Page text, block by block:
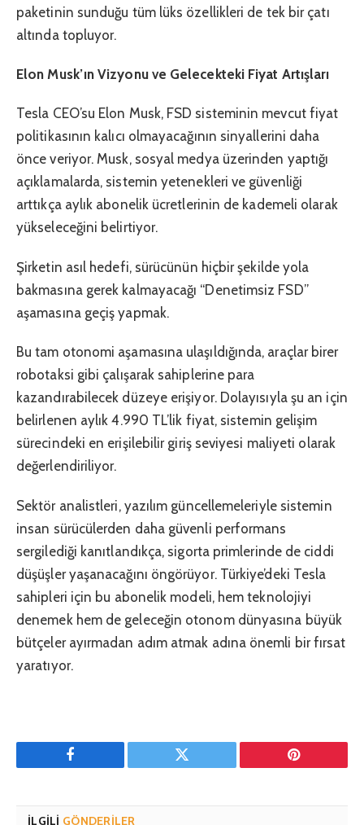
paketinin sunduğu tüm lüks özellikleri de tek bir çatı
altında topluyor.
Elon Musk’ın Vizyonu ve Gelecekteki Fiyat Artışları
Tesla CEO’su Elon Musk, FSD sisteminin mevcut fiyat
politikasının kalıcı olmayacağının sinyallerini daha
önce veriyor. Musk, sosyal medya üzerinden yaptığı
açıklamalarda, sistemin yetenekleri ve güvenliği
arttıkça aylık abonelik ücretlerinin de kademeli olarak
yükseleceğini belirtiyor.
Şirketin asıl hedefi, sürücünün hiçbir şekilde yola
bakmasına gerek kalmayacağı “Denetimsiz FSD”
aşamasına geçiş yapmak.
Bu tam otonomi aşamasına ulaşıldığında, araçlar birer
robotaksi gibi çalışarak sahiplerine para
kazandırabilecek düzeye erişiyor. Dolayısıyla şu an için
belirlenen aylık 4.990 TL’lik fiyat, sistemin gelişim
sürecindeki en erişilebilir giriş seviyesi maliyeti olarak
değerlendiriliyor.
Sektör analistleri, yazılım güncellemeleriyle sistemin
insan sürücülerden daha güvenli performans
sergilediği kanıtlandıkça, sigorta primlerinde de ciddi
düşüşler yaşanacağını öngörüyor. Türkiye’deki Tesla
sahipleri için bu abonelik modeli, hem teknolojiyi
denemek hem de geleceğin otonom dünyasına büyük
bütçeler ayırmadan adım atmak adına önemli bir fırsat
yaratıyor.
Facebook Twitter Pinterest'in
İLGILI GÖNDERILER